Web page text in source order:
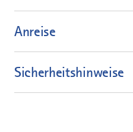
Anreise
Sicherheitshinweise